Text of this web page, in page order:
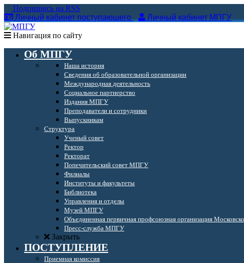
Подпишись на RSS
Личный кабинет поступающего
Личный кабинет МПГУ
Навигация по сайту
Об МПГУ
Наша история
Сведения об образовательной организации
Международная деятельность
Социальное партнерство
Издания МПГУ
Преподаватели и сотрудники
Выпускникам
Структура
Ученый совет
Ректор
Ректорат
Попечительский совет МПГУ
Филиалы
Институты и факультеты
Библиотека
Управления и отделы
Музей МПГУ
Объединенная первичная профсоюзная организация
Пресс-служба МПГУ
Закрыть
ПОСТУПЛЕНИЕ
Приемная комиссия